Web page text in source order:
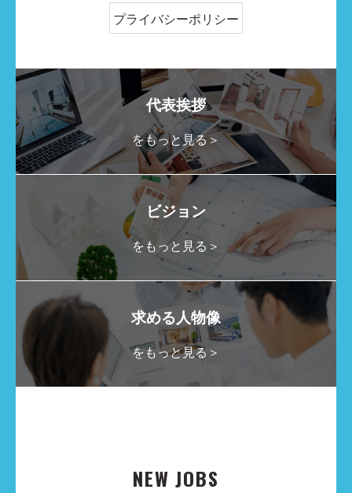
プライバシーポリシー
代表挨拶
をもっと見る＞
ビジョン
をもっと見る＞
求める人物像
をもっと見る＞
NEW JOBS